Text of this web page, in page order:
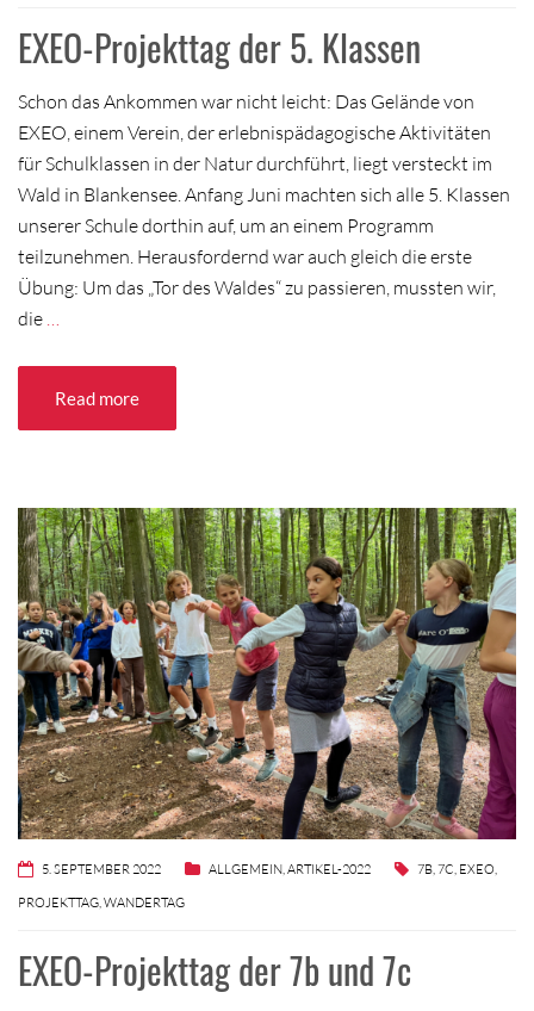
EXEO-Projekttag der 5. Klassen
Schon das Ankommen war nicht leicht: Das Gelände von
EXEO, einem Verein, der erlebnispädagogische Aktivitäten
für Schulklassen in der Natur durchführt, liegt versteckt im
Wald in Blankensee. Anfang Juni machten sich alle 5. Klassen
unserer Schule dorthin auf, um an einem Programm
teilzunehmen. Herausfordernd war auch gleich die erste
Übung: Um das „Tor des Waldes“ zu passieren, mussten wir,
die
Read more
5. SEPTEMBER 2022 ALLGEMEIN,ARTIKEL-2022 7B,7C, EXEO,
PROJEKTTAG,WANDERTAG
EXEO-Projekttag der 7b und 7c